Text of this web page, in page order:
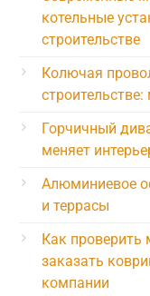
котельные
строительстве
Колючая
Горчичный
меняет
Алюминиевое
и террасы
Как проверить
заказать
компании